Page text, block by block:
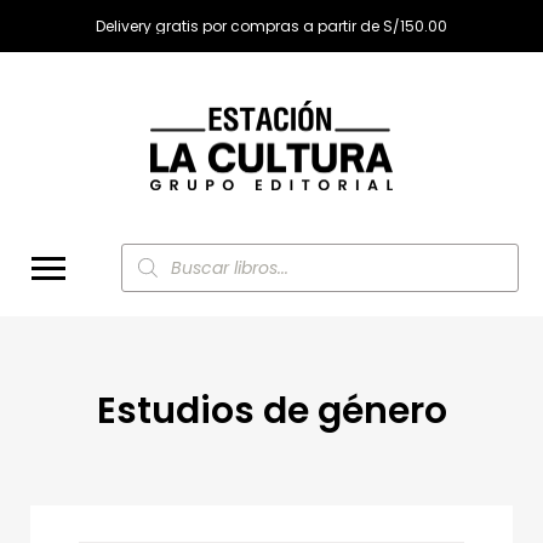
Delivery gratis por compras a partir de S/150.00
Búsqueda
de
productos
Estudios de género